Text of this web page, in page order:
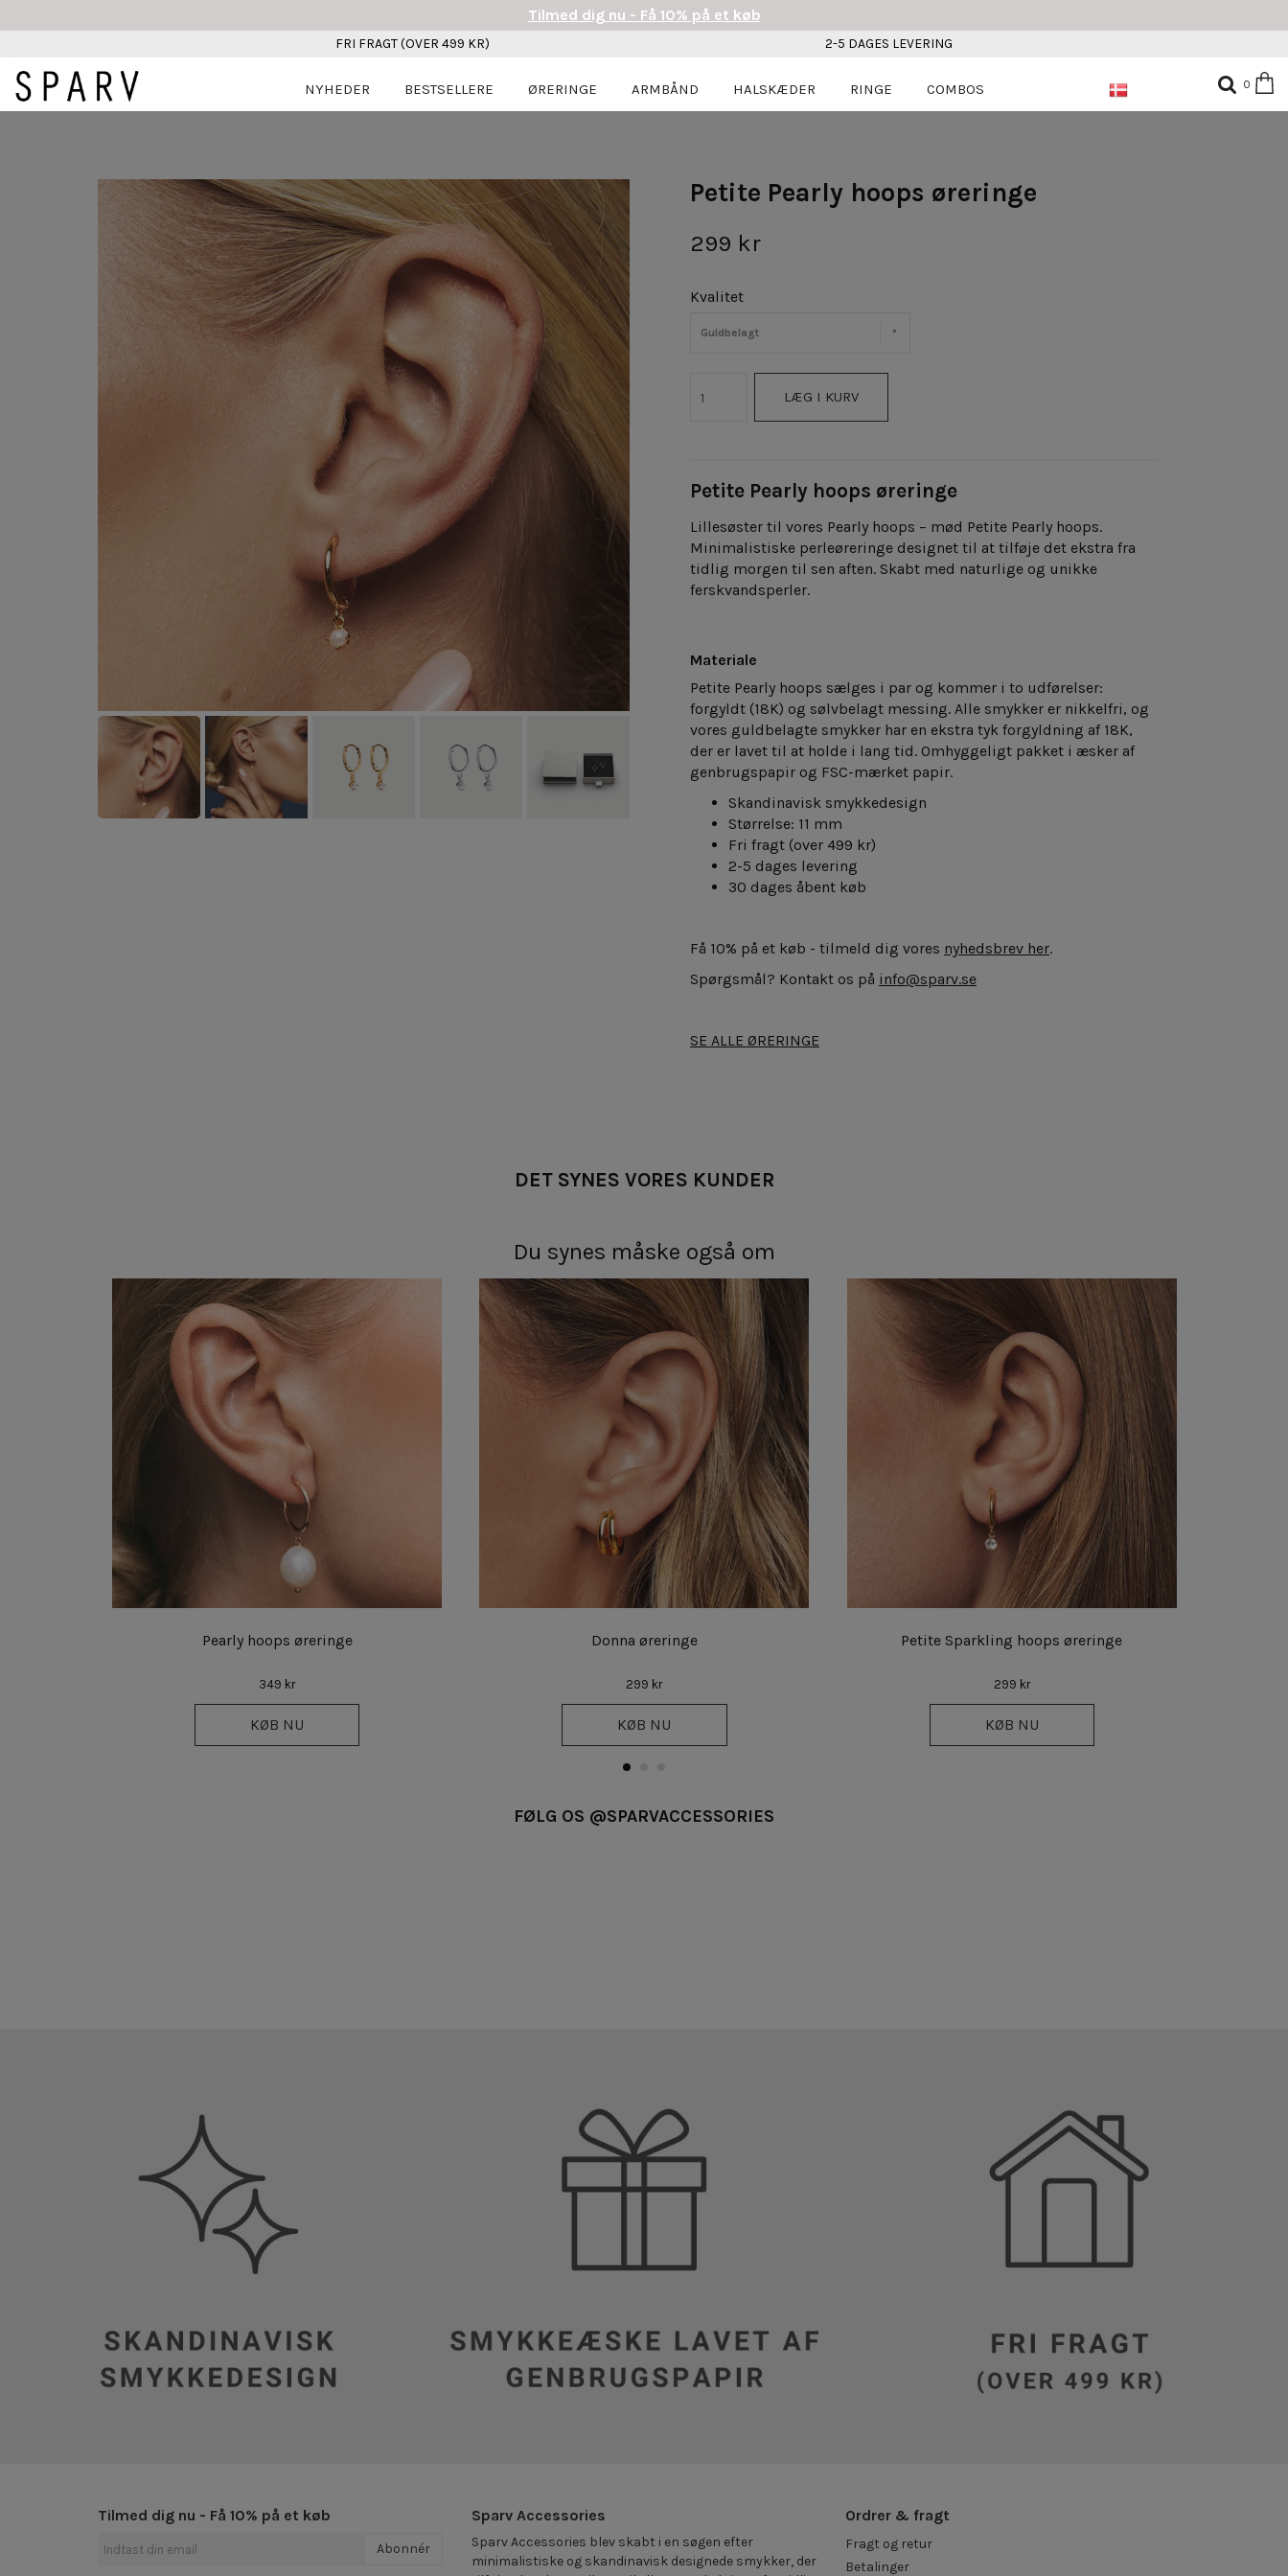
Petite Pearly hoops øreringe
299 kr
Kvalitet
Guldbelagt
LÆG I KURV
Petite Pearly hoops øreringe
Lillesøster til vores Pearly hoops – mød Petite Pearly hoops.
Minimalistiske perleøreringe designet til at tilføje det ekstra fra
tidlig morgen til sen aften. Skabt med naturlige og unikke
ferskvandsperler.
Materiale
Petite Pearly hoops sælges i par og kommer i to udførelser:
forgyldt (18K) og sølvbelagt messing. Alle smykker er nikkelfri, og
vores guldbelagte smykker har en ekstra tyk forgyldning af 18K,
der er lavet til at holde i lang tid. Omhyggeligt pakket i æsker af
genbrugspapir og FSC-mærket papir.
Skandinavisk smykkedesign
Størrelse: 11 mm
Fri fragt (over 499 kr)
2-5 dages levering
30 dages åbent køb
Få 10% på et køb - tilmeld dig vores nyhedsbrev her.
Spørgsmål? Kontakt os på info@sparv.se
SE ALLE ØRERINGE
DET SYNES VORES KUNDER
Du synes måske også om
Pearly hoops øreringe
349 kr
KØB NU
Donna øreringe
299 kr
KØB NU
Petite Sparkling hoops øreringe
299 kr
KØB NU
FØLG OS @SPARVACCESSORIES
Tilmed dig nu - Få 10% på et køb
Abonnér
Sparv Accessories
Sparv Accessories blev skabt i en søgen efter
minimalistiske og skandinavisk designede smykker, der
Ordrer & fragt
Fragt og retur
Betalinger
Tilmed dig nu - Få 10% på et køb
FRI FRAGT (OVER 499 KR) 2-5 DAGES LEVERING
NYHEDER BESTSELLERE ØRERINGE ARMBÅND HALSKÆDER RINGE COMBOS 0